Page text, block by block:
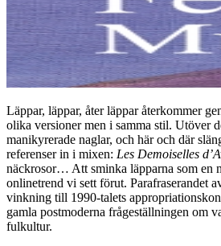
Läppar, läppar, åter läppar återkommer
olika versioner men i samma stil. Utöver
manikyrerade naglar, och här och där
referenser in i mixen: Les Demoiselles
näckrosor… Att sminka läpparna som en
onlinetrend vi sett förut. Parafraserandet
vinkning till 1990-talets
gamla postmoderna frågeställningen om
fulkultur.